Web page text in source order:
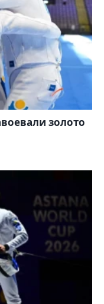
золото